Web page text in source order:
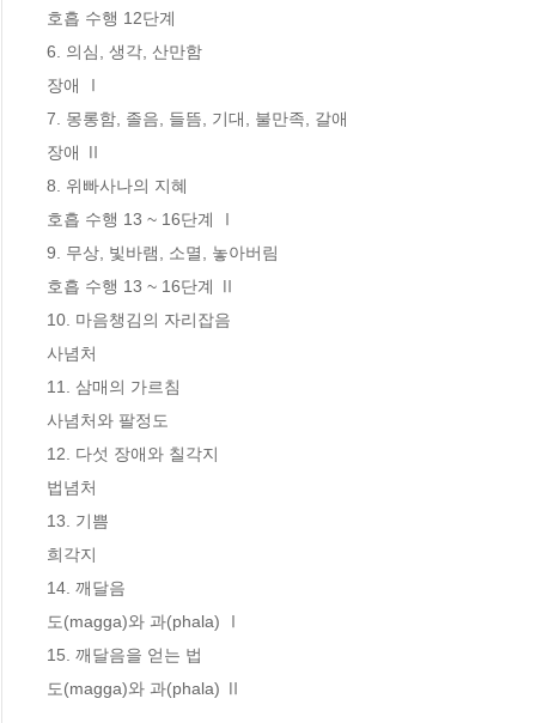
호흡 수행 12단계
6. 의심, 생각, 산만함
장애 Ⅰ
7. 몽롱함, 졸음, 들뜸, 기대, 불만족, 갈애
장애 Ⅱ
8. 위빠사나의 지혜
호흡 수행 13 ~ 16단계 Ⅰ
9. 무상, 빛바램, 소멸, 놓아버림
호흡 수행 13 ~ 16단계 Ⅱ
10. 마음챙김의 자리잡음
사념처
11. 삼매의 가르침
사념처와 팔정도
12. 다섯 장애와 칠각지
법념처
13. 기쁨
희각지
14. 깨달음
도(magga)와 과(phala) Ⅰ
15. 깨달음을 얻는 법
도(magga)와 과(phala) Ⅱ